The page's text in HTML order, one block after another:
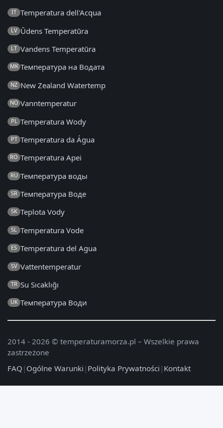
IT Temperatura dell'Acqua
LV Ūdens Temperatūra
LT Vandens Temperatūra
MK Температура на Водата
NZ New Zealand Watertemp
NO Vanntemperatur
PL Temperatura Wody
PT Temperatura da Água
RO Temperatura Apei
RU Температура воды
SR Температура Воде
SK Teplota Vody
SL Temperatura Vode
ES Temperatura del Agua
SV Vattentemperatur
TR Su Sıcaklığı
UK Температура Води
2014 - 2026 © temperaturamorza.pl – Wszelkie prawa
zastrzeżone
FAQ | Ogólne Warunki | Polityka Prywatności | Kontakt